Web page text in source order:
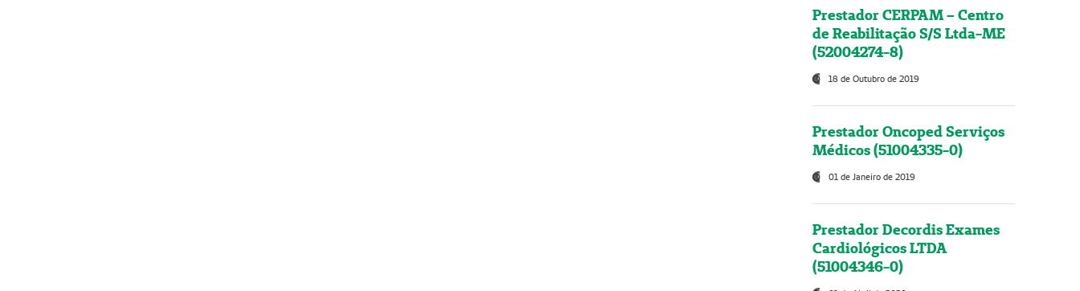
Prestador CERPAM – Centro
de Reabilitação S/S Ltda-ME
(52004274-8)
18 de Outubro de 2019
Prestador Oncoped Serviços
Médicos (51004335-0)
01 de Janeiro de 2019
Prestador Decordis Exames
Cardiológicos LTDA
(51004346-0)